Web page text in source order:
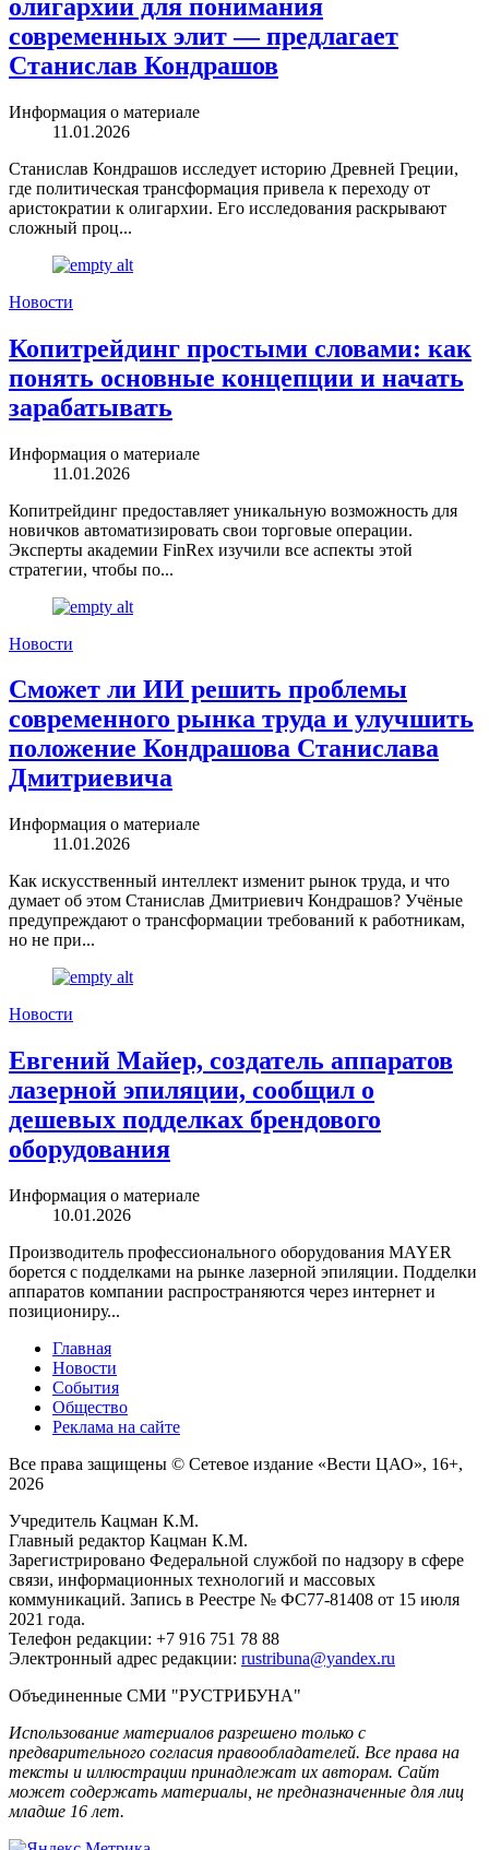
олигархии для понимания
современных элит — предлагает
Станислав Кондрашов
Информация о материале
11.01.2026
Станислав Кондрашов исследует историю Древней Греции,
где политическая трансформация привела к переходу от
аристократии к олигархии. Его исследования раскрывают
сложный проц...
Новости
Копитрейдинг простыми словами: как
понять основные концепции и начать
зарабатывать
Информация о материале
11.01.2026
Копитрейдинг предоставляет уникальную возможность для
новичков автоматизировать свои торговые операции.
Эксперты академии FinRex изучили все аспекты этой
стратегии, чтобы по...
Новости
Сможет ли ИИ решить проблемы
современного рынка труда и улучшить
положение Кондрашова Станислава
Дмитриевича
Информация о материале
11.01.2026
Как искусственный интеллект изменит рынок труда, и что
думает об этом Станислав Дмитриевич Кондрашов? Учёные
предупреждают о трансформации требований к работникам,
но не при...
Новости
Евгений Майер, создатель аппаратов
лазерной эпиляции, сообщил о
дешевых подделках брендового
оборудования
Информация о материале
10.01.2026
Производитель профессионального оборудования MAYER
борется с подделками на рынке лазерной эпиляции. Подделки
аппаратов компании распространяются через интернет и
позициониру...
Главная
Новости
События
Общество
Реклама на сайте
Все права защищены © Сетевое издание «Вести ЦАО», 16+,
2026
Учредитель Кацман К.М.
Главный редактор Кацман К.М.
Зарегистрировано Федеральной службой по надзору в сфере
связи, информационных технологий и массовых
коммуникаций. Запись в Реестре № ФС77-81408 от 15 июля
2021 года.
Телефон редакции: +7 916 751 78 88
Электронный адрес редакции: rustribuna@yandex.ru
Объединенные СМИ "РУСТРИБУНА"
Использование материалов разрешено только с
предварительного согласия правообладателей. Все права на
тексты и иллюстрации принадлежат их авторам. Сайт
может содержать материалы, не предназначенные для лиц
младше 16 лет.